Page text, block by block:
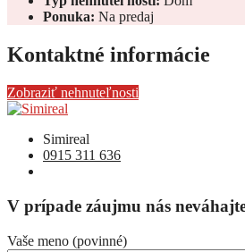
Ponuka: Na predaj
Kontaktné informácie
Zobraziť nehnuteľnosti
Simireal
0915 311 636
V prípade záujmu nás
Vaše meno (povinné)